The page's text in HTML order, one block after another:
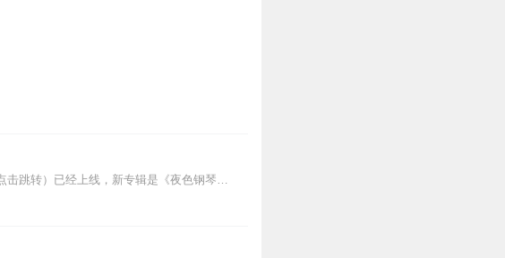
《夜色钢琴曲》最新专辑上线啦我的新专辑《夜色钢琴曲最新专辑》（点击跳转）已经上线，新专辑是《夜色钢琴曲》的升级版，我精选了诸多经典原创作品与大家分享，愿未来...